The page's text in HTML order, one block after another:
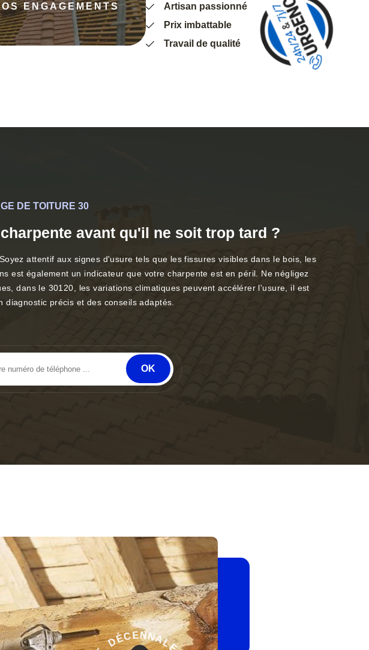
ENGAGEMENTS
Artisan passionné
Prix imbattable
Travail de qualité
DE TOITURE 30
avant qu'il ne soit trop tard ?
attentif aux signes d'usure tels que les fissures visibles dans le bois, les
est également un indicateur que votre charpente est en péril. Ne négligez
dans le 30120, les variations climatiques peuvent accélérer l'usure, il est
précis et des conseils adaptés.
LE - GARA